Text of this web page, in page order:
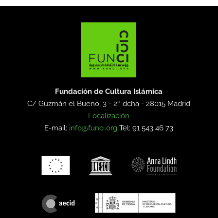
Fundación de Cultura Islámica
C/ Guzmán el Bueno, 3 - 2º dcha -28015 Madrid
Localización
E-mail: info@funci.org Tel: 91 543 46 73